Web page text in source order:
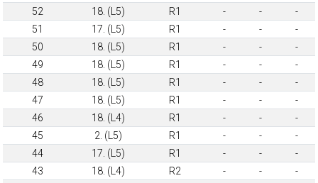
52
18. (L5) R1 - -
-
51
17. (L5) R1 - -
-
50
18. (L5) R1 - -
-
49
18. (L5) R1 - -
-
48
18. (L5) R1 - -
-
47
18. (L5) R1 - -
-
46
18. (L4) R1 - -
-
45
2. (L5) R1 - -
-
44
17. (L5) R1 - -
-
43
18. (L4) R2 - -
-